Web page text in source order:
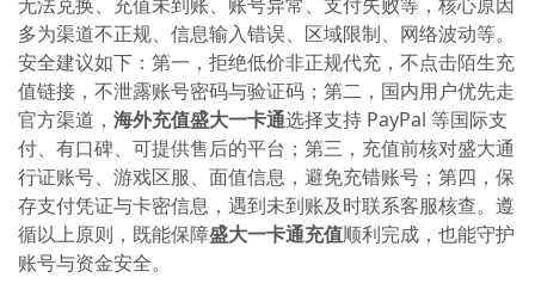
多为渠道不正规、信息输入错误、区域限制、网络波动等。
安全建议如下：第一，拒绝低价非正规代充，不点击陌生充
值链接，不泄露账号密码与验证码；第二，国内用户优先走
官方渠道， 海外充值盛大一卡通选择支持 PayPal 等国际支
付、有口碑、可提供售后的平台；第三，充值前核对盛大通
行证账号、游戏区服、面值信息，避免充错账号；第四，保
存支付凭证与卡密信息，遇到未到账及时联系客服核查。遵
循以上原则，既能保障盛大一卡通充值顺利完成，也能守护
账号与资金安全。